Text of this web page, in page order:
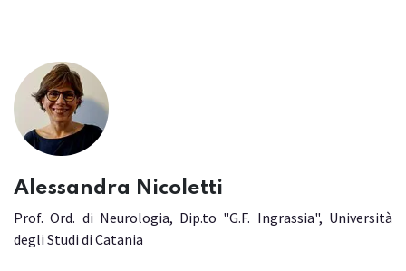
Alessandra Nicoletti
Prof. Ord. di Neurologia, Dip.to "G.F. Ingrassia", Università
degli Studi di Catania